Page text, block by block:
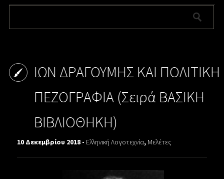
ΙΩΝ ΔΡΑΓΟΥΜΗΣ ΚΑΙ ΠΟΛΙΤΙΚΗ
ΠΕΖΟΓΡΑΦΙΑ (Σειρά ΒΑΣΙΚΗ
ΒΙΒΛΙΟΘΗΚΗ)
10 Δεκεμβρίου 2018 - Ελληνική Λογοτεχνία, Μελέτες